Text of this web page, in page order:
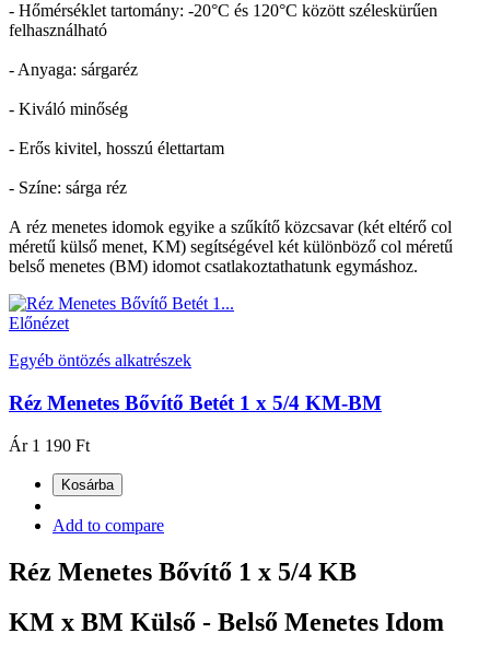
- Hőmérséklet tartomány: -20°C és 120°C között széleskürűen
felhasználható
- Anyaga: sárgaréz
- Kiváló minőség
- Erős kivitel, hosszú élettartam
- Színe: sárga réz
A réz menetes idomok egyike a szűkítő közcsavar (két eltérő col
méretű külső menet, KM) segítségével két különböző col méretű
belső menetes (BM) idomot csatlakoztathatunk egymáshoz.
Előnézet
Egyéb öntözés alkatrészek
Réz Menetes Bővítő Betét 1 x 5/4 KM-BM
Ár 1 190 Ft
Kosárba
Add to compare
Réz Menetes Bővítő 1 x 5/4 KB
KM x BM Külső - Belső Menetes Idom